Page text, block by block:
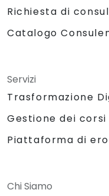
Richiesta di
Catalogo
Servizi
Trasformazione
Gestione dei corsi
Piattaforma di
Chi Siamo